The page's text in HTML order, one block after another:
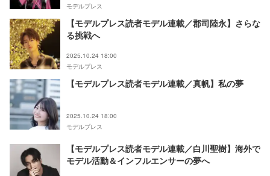
モデルプレス
【モデルプレス読者モデル連載／郡司陸永】さらな
る挑戦へ
2025.10.24 18:00
モデルプレス
【モデルプレス読者モデル連載／真帆】私の夢
2025.10.24 18:00
モデルプレス
【モデルプレス読者モデル連載／白川聖樹】海外で
モデル活動＆インフルエンサーの夢へ